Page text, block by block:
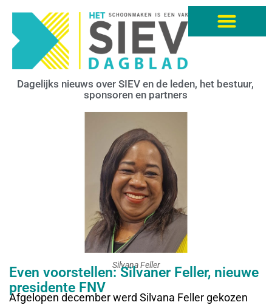
Dagelijks nieuws over SIEV en de leden, het bestuur,
sponsoren en partners
Silvana Feller
Even voorstellen: Silvaner Feller, nieuwe
presidente FNV
Afgelopen december werd Silvana Feller gekozen